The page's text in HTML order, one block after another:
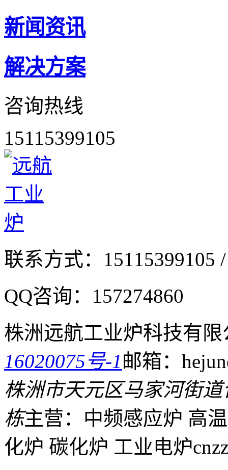
新闻资讯
解决方案
咨询热线
15115399105
联系方式： 15115399105
QQ咨询： 157274860
株洲远航工业炉科技有限
16020075号-1邮箱：
株洲市天元区马家河街
栋主营：中频感应炉 高
化炉 碳化炉 工业电炉